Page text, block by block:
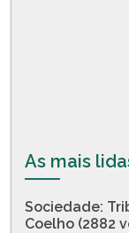
As mais
Sociedade:
Coelho (2882